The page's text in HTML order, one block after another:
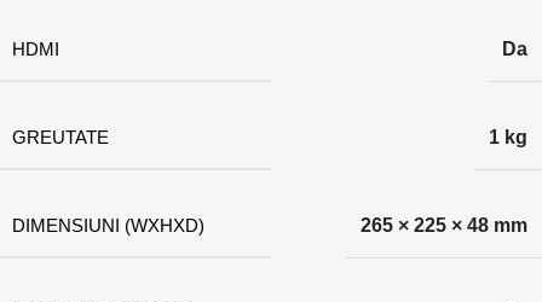
HDMI Da
GREUTATE 1 kg
DIMENSIUNI (WXHXD) 265 × 225 × 48 mm